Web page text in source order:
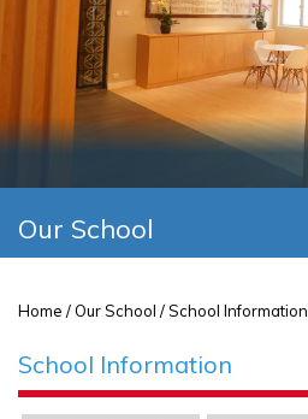
Our School
Home / Our School / School Information
School Information